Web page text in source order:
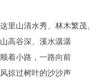
这里山清水秀、林木繁茂、
山高谷深、溪水潺潺
顺着小路，一路向前
风掠过树叶的沙沙声